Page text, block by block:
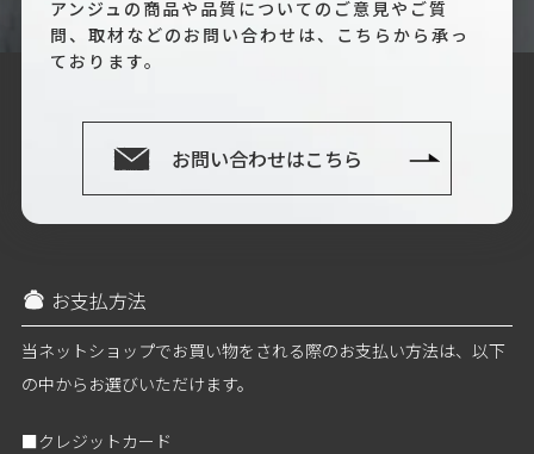
アンジュの商品や品質についてのご意見やご質
問、取材などのお問い合わせは、こちらから承っ
ております。
お問い合わせはこちら
お支払方法
当ネットショップでお買い物をされる際のお支払い方法は、以下
の中からお選びいただけます。
■クレジットカード